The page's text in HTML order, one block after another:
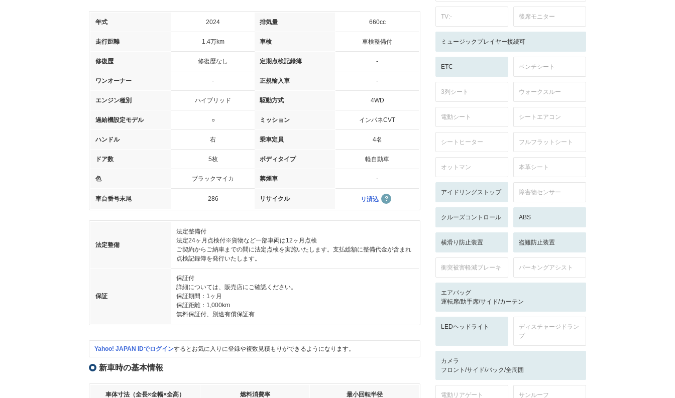
年式 2024 排気量 660cc
走行距離 1.4万km 車検 車検整備付
修復歴 修復歴なし 定期点検記録簿 -
ワンオーナー - 正規輸入車 -
エンジン種別 ハイブリッド 駆動方式 4WD
過給機設定モデル ○ ミッション インパネCVT
ハンドル 右 乗車定員 4名
ドア数 5枚 ボディタイプ 軽自動車
色 ブラックマイカ 禁煙車 -
車台番号末尾 286 リサイクル リ済込
法定整備
法定整備付
法定24ヶ月点検付※貨物など一部車両は12ヶ月点検
ご契約からご納車までの間に法定点検を実施いたします。支払総額に整備代金が含まれ
点検記録簿を発行いたします。
保証
保証付
詳細については、販売店にご確認ください。
保証期間：1ヶ月
保証距離：1,000km
無料保証付、別途有償保証有
Yahoo! JAPAN IDでログインするとお気に入りに登録や複数見積もりができるようになります。
新車時の基本情報
車体寸法（全長×全幅×全高） 燃料消費率 最小回転半径
TV:- 後席モニター
ミュージックプレイヤー接続可
ETC ベンチシート
3列シート ウォークスルー
電動シート シートエアコン
シートヒーター フルフラットシート
オットマン 本革シート
アイドリングストップ 障害物センサー
クルーズコントロール ABS
横滑り防止装置 盗難防止装置
衝突被害軽減ブレーキ パーキングアシスト
エアバッグ
運転席/助手席/サイド/カーテン
LEDヘッドライト
ディスチャージドラン
プ
カメラ
フロント/サイド/バック/全周囲
電動リアゲート サンルーフ